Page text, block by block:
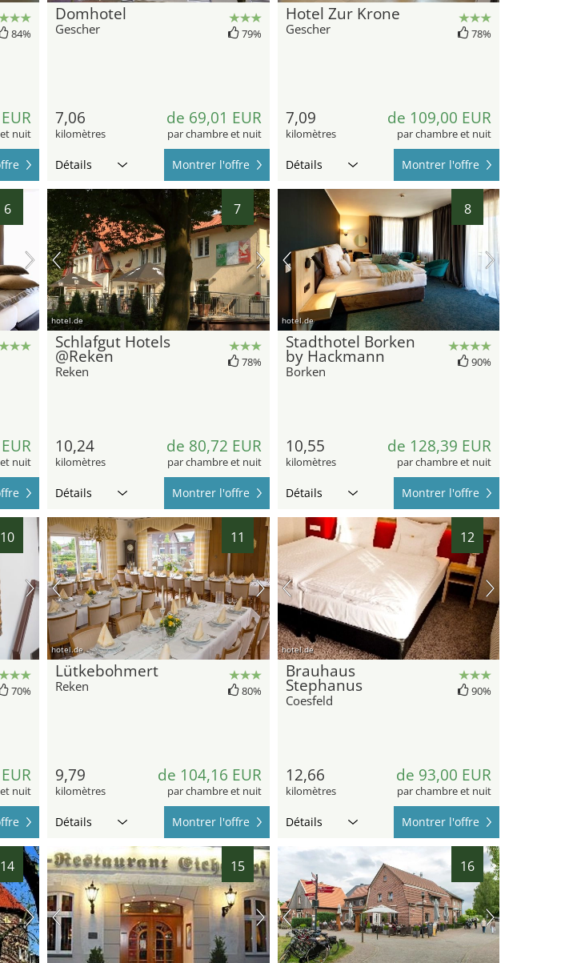
84%
nuit
Domhotel
Gescher 79%
7,06
kilomètres
de 69,01 EUR
par chambre et nuit
Détails Montrer l'offre
Hotel Zur Krone
Gescher 78%
7,09
kilomètres
de 109,00 EUR
par chambre et nuit
Détails Montrer l'offre
6
nuit
7
hotel.de
Schlafgut Hotels
@Reken
Reken
78%
10,24
kilomètres
de 80,72 EUR
par chambre et nuit
Détails Montrer l'offre
8
hotel.de
Stadthotel Borken
by Hackmann
Borken
90%
10,55
kilomètres
de 128,39 EUR
par chambre et nuit
Détails Montrer l'offre
10
70%
nuit
11
hotel.de
Lütkebohmert
Reken 80%
9,79
kilomètres
de 104,16 EUR
par chambre et nuit
Détails Montrer l'offre
12
hotel.de
Brauhaus
Stephanus
Coesfeld
90%
12,66
kilomètres
de 93,00 EUR
par chambre et nuit
Détails Montrer l'offre
14 15 16